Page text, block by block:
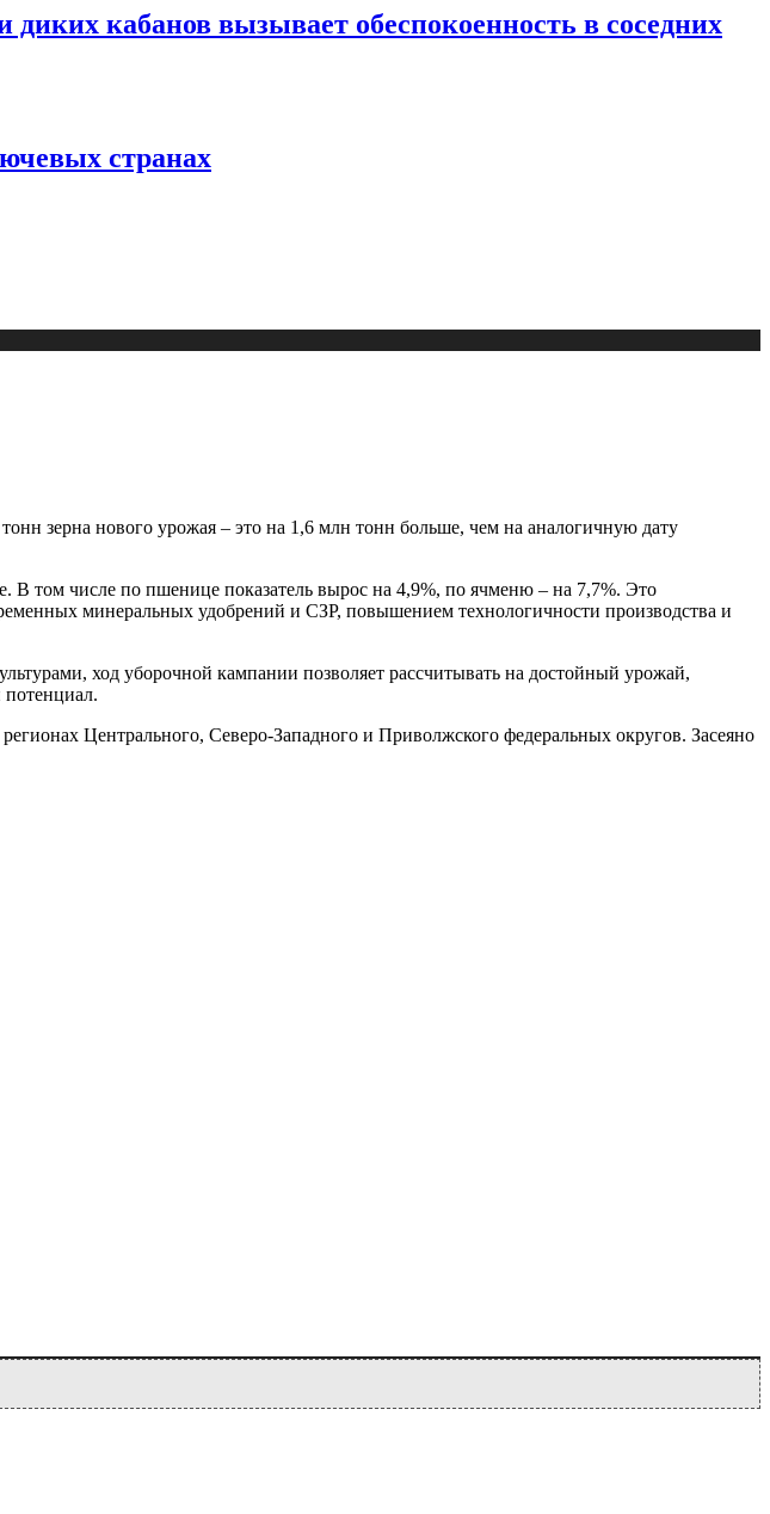
кабанов вызывает обеспокоенность в соседних
странах
зерна нового урожая – это на 1,6 млн тонн больше, чем на аналогичную дату
В том числе по пшенице показатель вырос на 4,9%, по ячменю – на 7,7%. Это
минеральных удобрений и СЗР, повышением технологичности производства и
ход уборочной кампании позволяет рассчитывать на достойный урожай,
Центрального, Северо-Западного и Приволжского федеральных округов. Засеяно